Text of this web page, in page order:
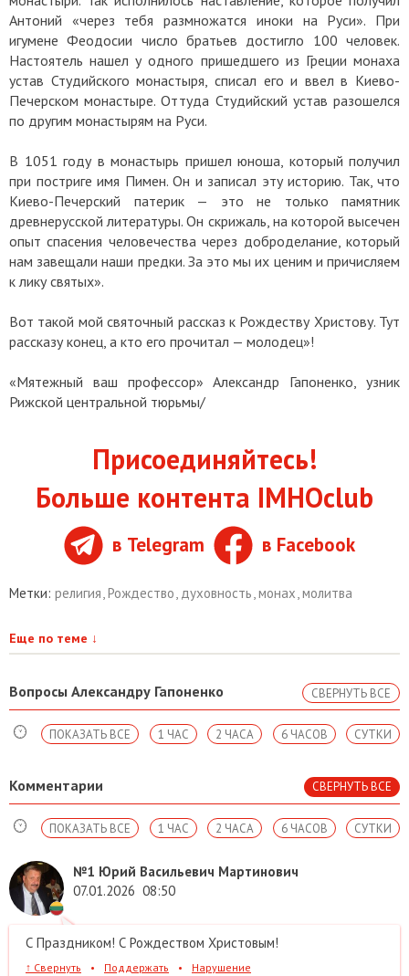
Антоний «через тебя размножатся иноки на Руси». При
игумене Феодосии число братьев достигло 100 человек.
Настоятель нашел у одного пришедшего из Греции монаха
устав Студийского монастыря, списал его и ввел в Киево-
Печерском монастыре. Оттуда Студийский устав разошелся
по другим монастырям на Руси.
В 1051 году в монастырь пришел юноша, который получил
при постриге имя Пимен. Он и записал эту историю. Так, что
Киево-Печерский патерик — это не только памятник
древнерусской литературы. Он скрижаль, на которой высечен
опыт спасения человечества через доброделание, который
нам завещали наши предки. За это мы их ценим и причисляем
к лику святых».
Вот такой мой святочный рассказ к Рождеству Христову. Тут
рассказу конец, а кто его прочитал — молодец»!
«Мятежный ваш профессор» Александр Гапоненко, узник
Рижской центральной тюрьмы/
Присоединяйтесь!
Больше контента IMHOclub
в Telegram в Facebook
Метки: религия Рождество духовность монах молитва
Еще по теме ↓
Вопросы Александру Гапоненко СВЕРНУТЬ ВСЕ
СУТКИ
6 ЧАСОВ
2 ЧАСА
1 ЧАС
ПОКАЗАТЬ ВСЕ
Комментарии СВЕРНУТЬ ВСЕ
СУТКИ
6 ЧАСОВ
2 ЧАСА
1 ЧАС
ПОКАЗАТЬ ВСЕ
№1 Юрий Васильевич Мартинович
07.01.2026 08:50
С Праздником! С Рождеством Христовым!
↑ Свернуть • Поддержать • Нарушение